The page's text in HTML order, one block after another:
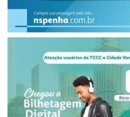
melhor o evento, com mais
consumir”, afirmou.
aplicativo